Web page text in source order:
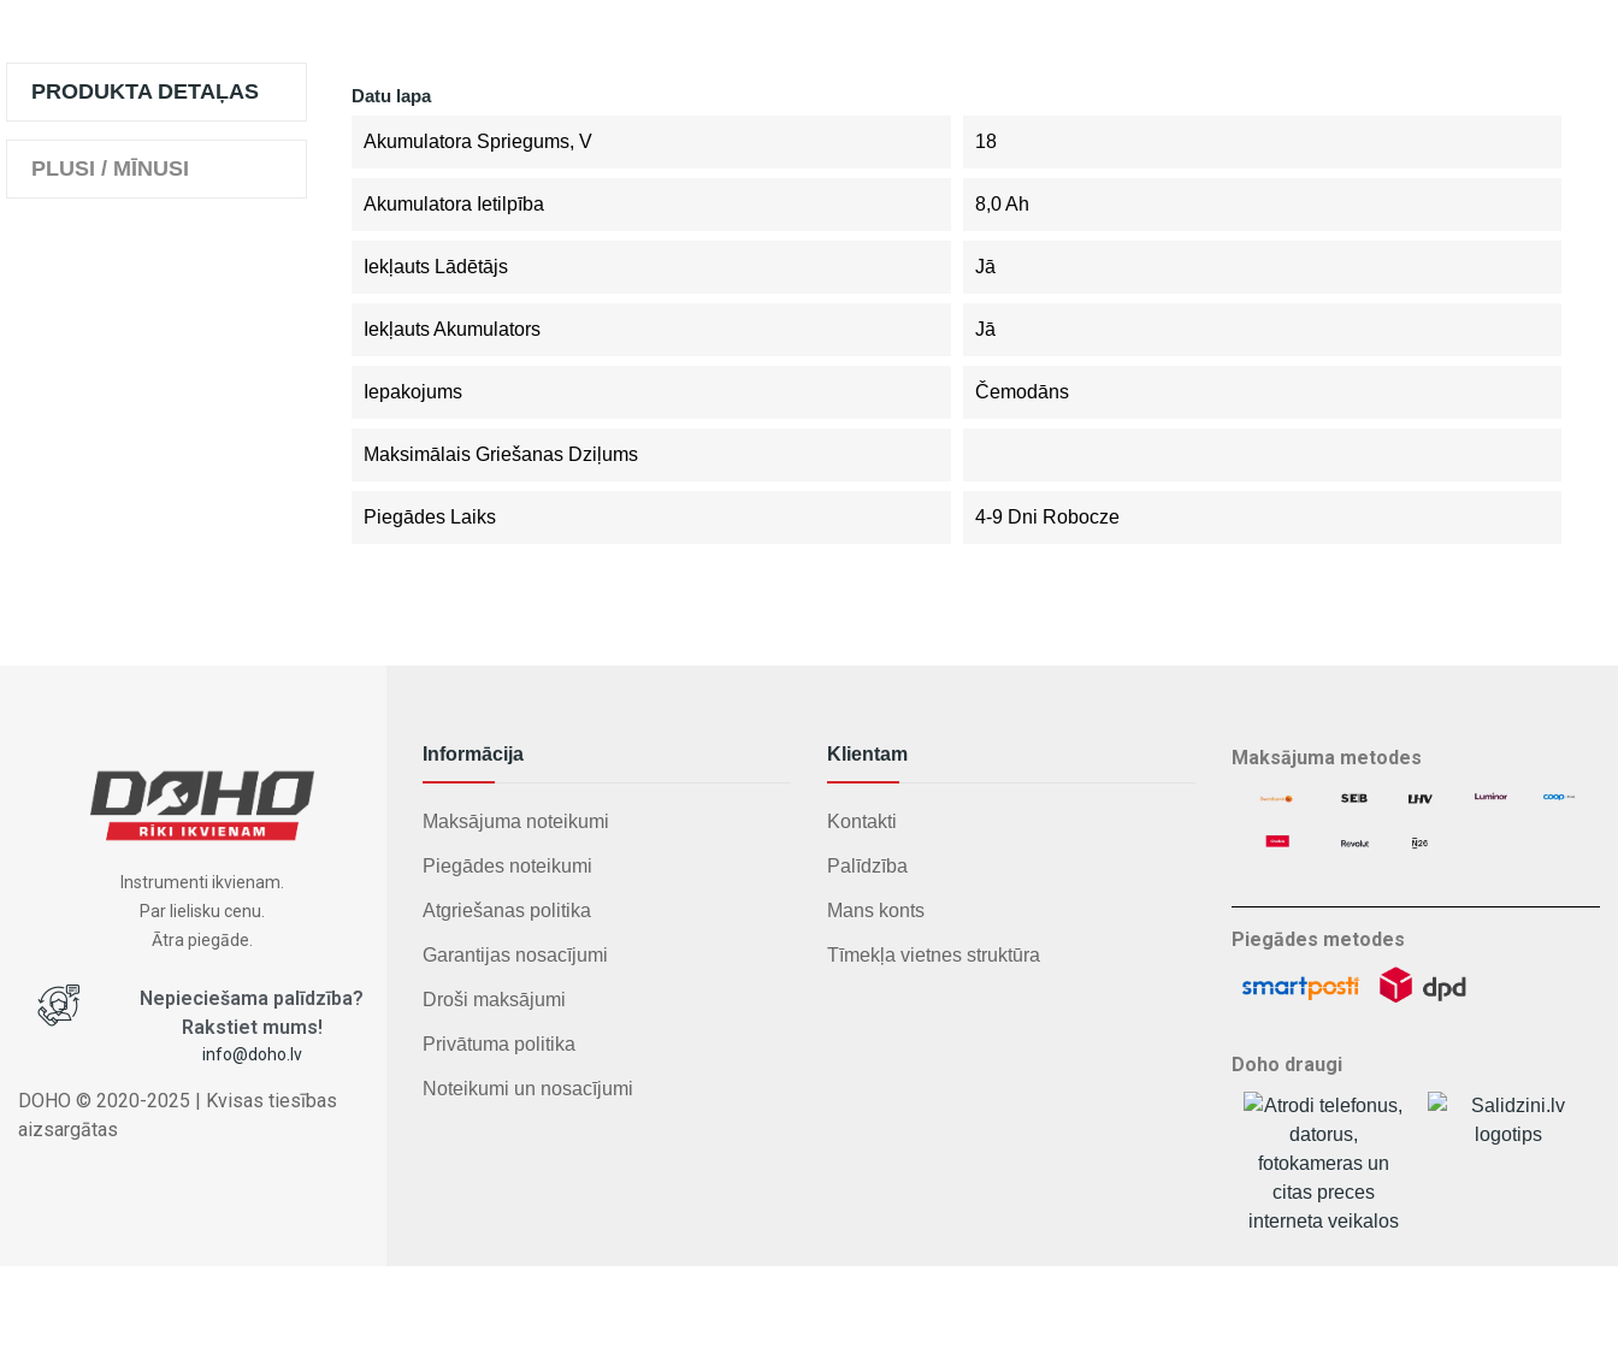
PRODUKTA DETAĻAS
PLUSI / MĪNUSI
Datu lapa
Akumulatora Spriegums, V 18
Akumulatora Ietilpība 8,0 Ah
Iekļauts Lādētājs Jā
Iekļauts Akumulators Jā
Iepakojums Čemodāns
Maksimālais Griešanas Dziļums
Piegādes Laiks 4-9 Dni Robocze
Instrumenti ikvienam.
Par lielisku cenu.
Ātra piegāde.
Nepieciešama palīdzība?
Rakstiet mums!
info@doho.lv
DOHO © 2020-2025 | Kvisas tiesības
aizsargātas
Informācija
Maksājuma noteikumi
Piegādes noteikumi
Atgriešanas politika
Garantijas nosacījumi
Droši maksājumi
Privātuma politika
Noteikumi un nosacījumi
Klientam
Kontakti
Palīdzība
Mans konts
Tīmekļa vietnes struktūra
Maksājuma metodes
Piegādes metodes
Doho draugi